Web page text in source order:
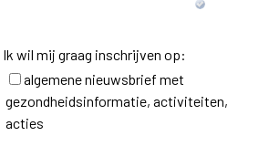
Ik wil mij graag inschrijven op:
algemene nieuwsbrief met
gezondheidsinformatie, activiteiten,
acties